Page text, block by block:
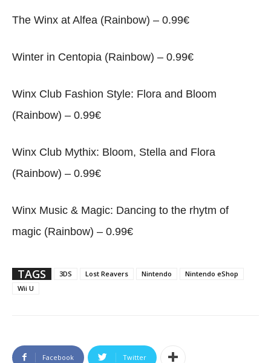
The Winx at Alfea (Rainbow) – 0.99€
Winter in Centopia (Rainbow) – 0.99€
Winx Club Fashion Style: Flora and Bloom
(Rainbow) – 0.99€
Winx Club Mythix: Bloom, Stella and Flora
(Rainbow) – 0.99€
Winx Music & Magic: Dancing to the rhytm of
magic (Rainbow) – 0.99€
TAGS 3DS Lost Reavers Nintendo
Nintendo eShop
Wii U
Facebook Twitter